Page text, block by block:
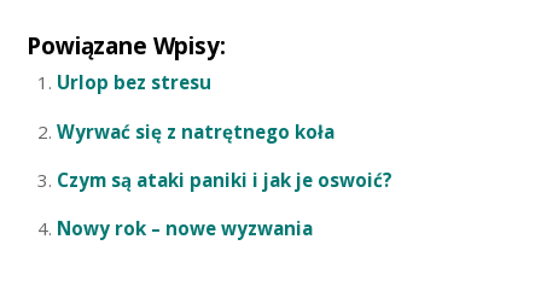
Powiązane Wpisy:
Urlop bez stresu
Wyrwać się z natrętnego koła
Czym są ataki paniki i jak je oswoić?
Nowy rok – nowe wyzwania